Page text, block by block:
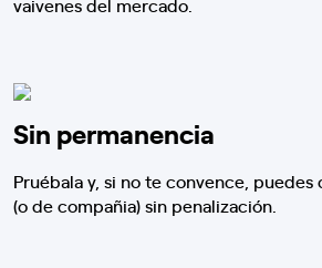
Sin permanencia
Pruébala y, si no te convence,
(o de compañia) sin penalización.